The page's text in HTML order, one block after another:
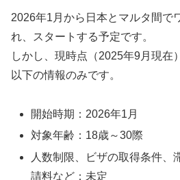
2026年1月から日本とマルタ間で
れ、スタートする予定です。
しかし、現時点（2025年9月現在
以下の情報のみです。
開始時期：2026年1月
対象年齢：18歳～30際
人数制限、ビザの取得条件、
請料など：未定